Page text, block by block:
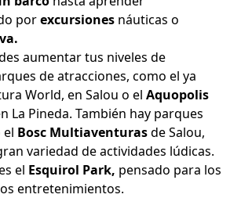
porexcursiones náuticas o
aumentar tus niveles de
de atracciones, como el ya
World, en Salou o el Aquopolis
La Pineda. También hay parques
el Bosc Multiaventurasde Salou,
variedad de actividades lúdicas.
el Esquirol Park, pensado para los
entretenimientos.